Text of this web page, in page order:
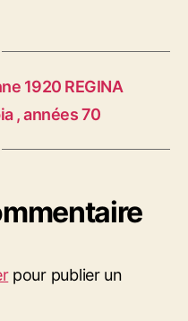
1920 REGINA
, années 70
pour publier un